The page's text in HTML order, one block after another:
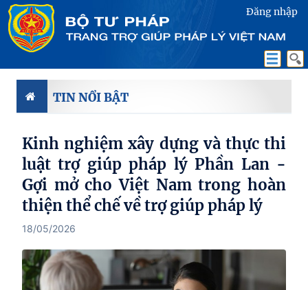
Đăng nhập
TIN NỔI BẬT
Kinh nghiệm xây dựng và thực thi
luật trợ giúp pháp lý Phần Lan -
Gợi mở cho Việt Nam trong hoàn
thiện thể chế về trợ giúp pháp lý
18/05/2026